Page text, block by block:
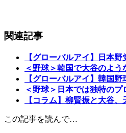
関連記事
【グローバルアイ】日本
＜野球＞韓国で大谷のよ
【グローバルアイ】韓国
＜野球＞日本では独特の
【コラム】柳賢振と大谷
この記事を読んで…